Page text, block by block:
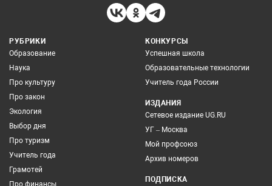
РУБРИКИ
Образование
Наука
Про культуру
Про закон
Экология
Выбор дня
Про туризм
Учитель года
Грамотей
Про финансы
КОНКУРСЫ
Успешная школа
Образовательные технологии
Учитель года России
ИЗДАНИЯ
Сетевое издание UG.RU
УГ – Москва
Мой профсоюз
Архив номеров
ПОДПИСКА